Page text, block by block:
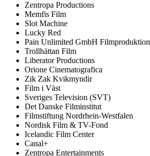
Zentropa Productions
Memfis Film
Slot Machine
Lucky Red
Pain Unlimited GmbH Filmproduktion
Trollhättan Film
Liberator Productions
Orione Cinematografica
Zik Zak Kvikmyndir
Film i Väst
Sveriges Television (SVT)
Det Danske Filminstitut
Filmstiftung Nordrhein-Westfalen
Nordisk Film & TV-Fond
Icelandic Film Center
Canal+
Zentropa Entertainments